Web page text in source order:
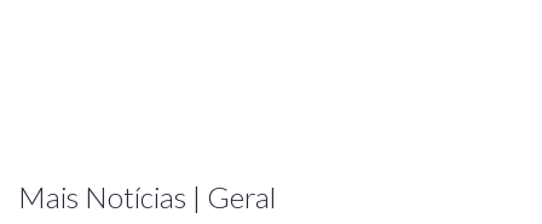
Mais Notícias | Geral